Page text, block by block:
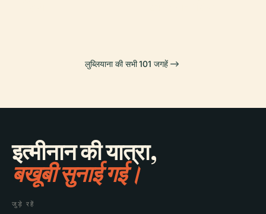
लुब्लियाना की सभी 101 जगहें
इत्मीनान की यात्रा,
बखूबी सुनाई गई।
जुड़े रहें